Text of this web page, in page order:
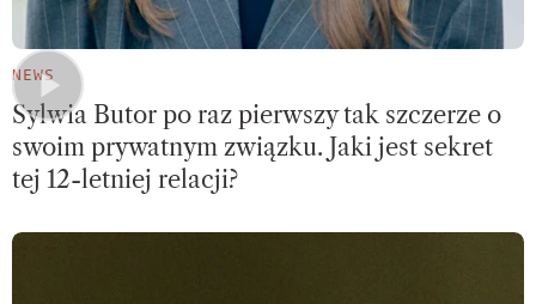
NEWS
Sylwia Butor po raz pierwszy tak szczerze o
swoim prywatnym związku. Jaki jest sekret
tej 12-letniej relacji?